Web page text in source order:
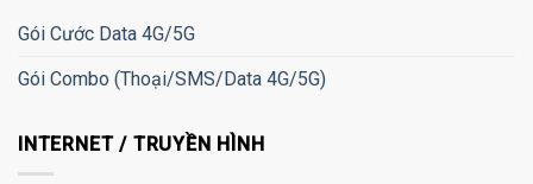
Gói Cước Data 4G/5G
Gói Combo (Thoại/SMS/Data 4G/5G)
INTERNET / TRUYỀN HÌNH